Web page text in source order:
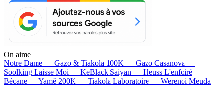
On aime
Notre Dame — Gazo & Tiakola 100K — Gazo Casanova —
Soolking Laisse Moi — KeBlack Saiyan — Heuss L'enfoiré
Bécane —Yamê 200K — Tiakola Laboratoire — Werenoi Meuda